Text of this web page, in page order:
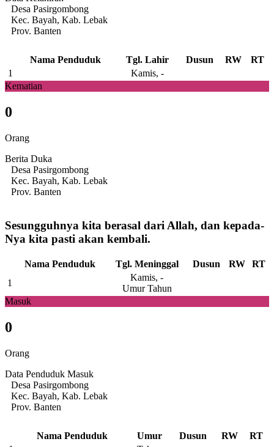
Desa Pasirgombong
Kec. Bayah, Kab. Lebak
Prov. Banten
Nama Penduduk Tgl. Lahir Dusun RW
RT
1
Kamis, -
Kematian
0
Orang
Berita Duka
Desa Pasirgombong
Kec. Bayah, Kab. Lebak
Prov. Banten
Sesungguhnya kita berasal dari Allah, dan kepada-
Nya kita pasti akan kembali.
Nama Penduduk Tgl. Meninggal Dusun RW
RT
1
Kamis, -
Umur Tahun
Masuk
0
Orang
Data Penduduk Masuk
Desa Pasirgombong
Kec. Bayah, Kab. Lebak
Prov. Banten
Nama Penduduk Umur Dusun RW
RT